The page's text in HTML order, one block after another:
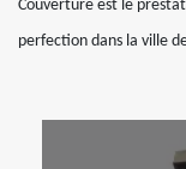
Couverture est le
perfection dans la ville